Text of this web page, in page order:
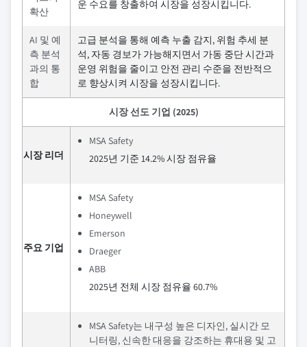
확산
운 수요를 창출하여 시장을 성장시킵니다.
AI 및 예
측 분석
과의 통
합
고급 분석을 통해 예측 누출 감지, 위험 추세 분
석, 자동 경보가 가능해지면서 가동 중단 시간과
운영 위험을 줄이고 안전 관리 수준을 전반적으
로 향상시켜 시장을 성장시킵니다.
시장 선도 기업 (2025)
시장 리더
MSA Safety
2025년 기준 14.2% 시장 점유율
주요 기업
MSA Safety
Honeywell
Emerson
Draeger
ABB
2025년 전체 시장 점유율 60.7%
MSA Safety는 내구성 높은 디자인, 실시간 모
니터링, 신속한 대응을 강조하는 휴대용 및 고